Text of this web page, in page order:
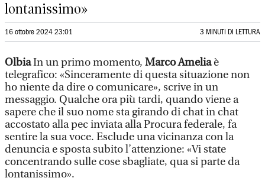
lontanissimo»
16 ottobre 2024 23:01 3 MINUTI DI LETTURA
OlbiaIn un primo momento, Marco Ameliaè
telegrafico: «Sinceramente di questa situazione non
ho niente da dire o comunicare», scrive in un
messaggio. Qualche ora più tardi, quando viene a
sapere che il suo nome sta girando di chat in chat
accostato alla pec inviata alla Procura federale, fa
sentire la sua voce. Esclude una vicinanza con la
denuncia e sposta subito l’attenzione: «Vi state
concentrando sulle cose sbagliate, qua si parte da
lontanissimo».